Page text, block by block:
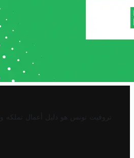
تروفيت تونس هو دليل أعمال تملكه